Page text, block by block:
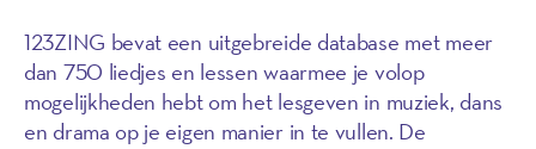
123ZING bevat een uitgebreide database met meer
dan 750 liedjes en lessen waarmee je volop
mogelijkheden hebt om het lesgeven in muziek, dans
en drama op je eigen manier in te vullen. De